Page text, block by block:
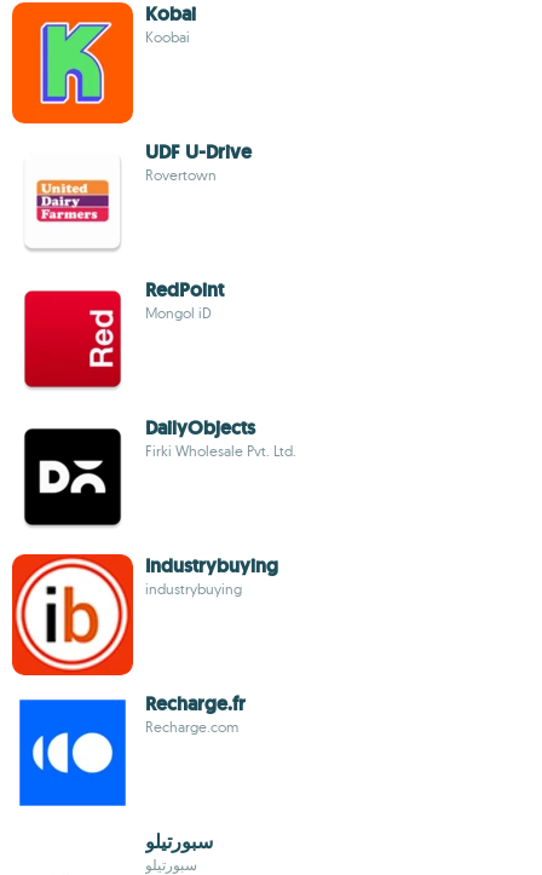
Kobai
Koobai
UDF U-Drive
Rovertown
RedPoint
Mongol iD
DailyObjects
Firki Wholesale Pvt. Ltd.
Industrybuying
industrybuying
Recharge.fr
Recharge.com
سبورتيلو
سبورتيلو